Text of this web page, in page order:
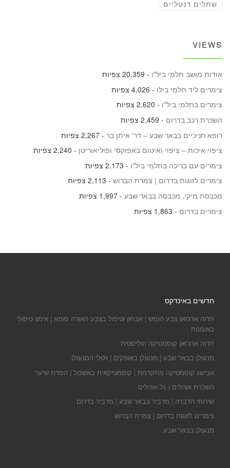
שתלים דנטליים
VIEWS
אודות מושב תלמי ביל"ו - 20,359 צפיות
צימרים ליד תלמי בילו - 4,026 צפיות
צימרים בתלמי ביל"ו - 2,620 צפיות
השכרת רכב בדרום - 2,459 צפיות
רופא חניכיים בבאר שבע – דר' איתן בר - 2,267 צפיות
ציפוי איכות – ציפוי ואיטום באפוקסי ופוליאוריטן - 2,240 צפיות
צימרים עם בריכה בתלמי ביל"ו - 2,173 צפיות
צימרים לזוגות בדרום | צמרת הברוש - 2,113 צפיות
מכבסת מיקי, מכבסה בבאר שבע - 1,997 צפיות
צימרים בדרום - 1,863 צפיות
חדשים באינדקס
חדוה ארג'ואן צבע הנפש | אבחון וטיפול בצבע האורה סומא | אימון טיפולי
באומנות
חדוה ארג’ואן קוסמטיקה הוליסטית
מנעולן בבאר שבע | מנעולן באופקים | ויטלי המנעולן
אבישג קוסמטיקה מתקדמת | קוסמטיקאית באשכול | הסרת שיער
השכרת אוהלים | גל אוהלים
שירותי הדברה | מדביר בבאר שבע | מדביר בדרום
צימרים לזוגות בדרום | צמרת הברוש
מנעולן בבאר שבע